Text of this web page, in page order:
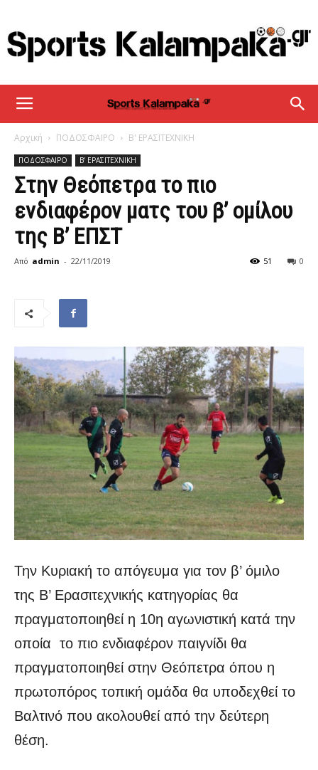
sportskalampaka
Αρχική ΠΟΔΟΣΦΑΙΡΟ Β' ΕΡΑΣΙΤΕΧΝΙΚΗ
ΠΟΔΟΣΦΑΙΡΟ Β' ΕΡΑΣΙΤΕΧΝΙΚΗ
Στην Θεόπετρα το πιο
ενδιαφέρον ματς του β’ ομίλου
της Β’ ΕΠΣΤ
Από admin - 22/11/2019 0
51
Την Κυριακή το απόγευμα για τον β’ όμιλο
της Β’ Ερασιτεχνικής κατηγορίας θα
πραγματοποιηθεί η 10η αγωνιστική κατά την
οποία το πιο ενδιαφέρον παιγνίδι θα
πραγματοποιηθεί στην Θεόπετρα όπου η
πρωτοπόρος τοπική ομάδα θα υποδεχθεί το
Βαλτινό που ακολουθεί από την δεύτερη
θέση.